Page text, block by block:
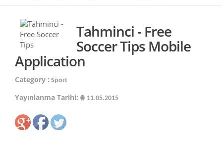
Tahminci - Free
Soccer Tips Mobile
Application
Category : Sport
Yayınlanma Tarihi: 11.05.2015